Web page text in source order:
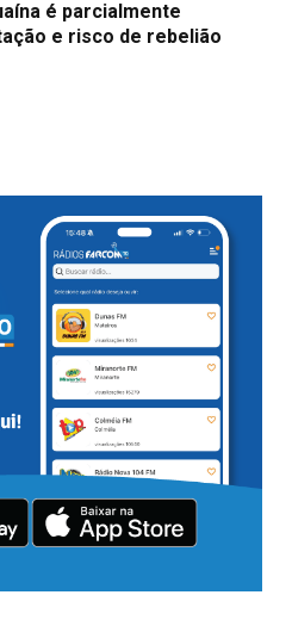
é parcialmente
e risco de rebelião